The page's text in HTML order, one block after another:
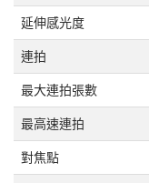
延伸感光度
連拍
最大連拍張數
最高速連拍
對焦點